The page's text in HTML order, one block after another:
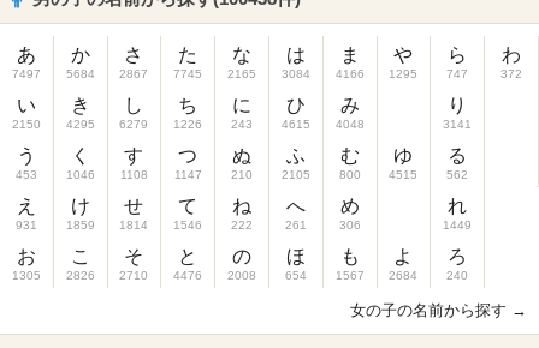
あ
7497
い
2150
う
453
え
931
お
1305
か
5684
き
4295
く
1046
け
1859
こ
2826
さ
2867
し
6279
す
1108
せ
1814
そ
2710
た
7745
ち
1226
つ
1147
て
1546
と
4476
な
2165
に
243
ぬ
210
ね
222
の
2008
は
3084
ひ
4615
ふ
2105
へ
261
ほ
654
ま
4166
み
4048
む
800
め
306
も
1567
や
1295
ゆ
4515
よ
2684
ら
747
り
3141
る
562
れ
1449
ろ
240
わ
372
女の子の名前から探す →